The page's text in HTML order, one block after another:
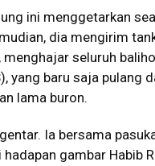
ini menggetarkan
dia mengirim
menghajar seluruh
yang baru saja pulang
lama buron.
Ia bersama
gambar Habib